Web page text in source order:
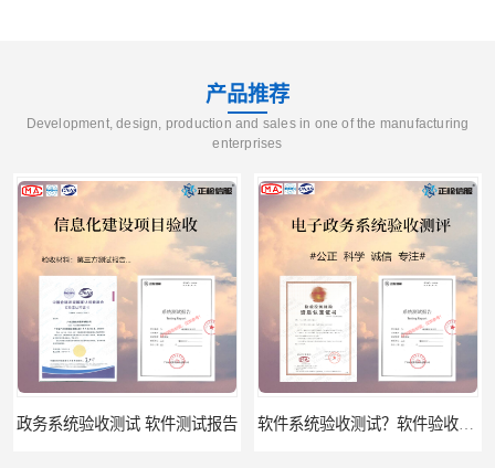
产品推荐
Development, design, production and sales in one of the manufacturing
enterprises
试报告 软件系统验收测试？软件验收测评的标准及政策依据？软件验收测评服务内容？